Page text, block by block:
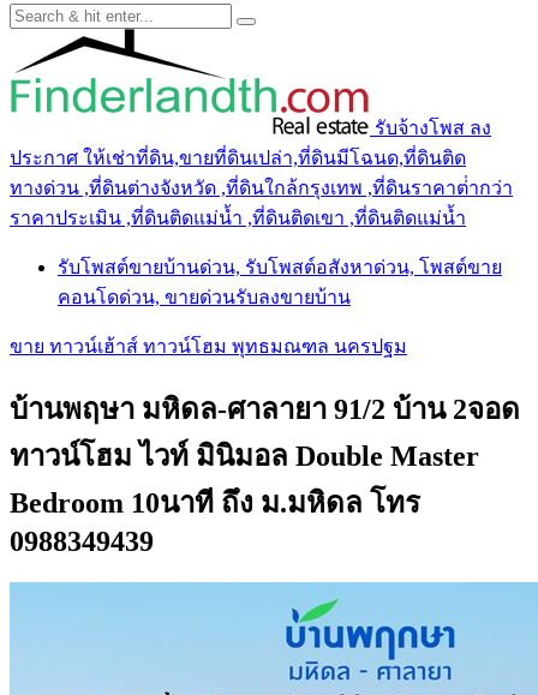
รับจ้างโพส ลง
ประกาศ ให้เช่าที่ดิน,ขายที่ดินเปล่า,ที่ดินมีโฉนด,ที่ดินติด
ทางด่วน ,ที่ดินต่างจังหวัด ,ที่ดินใกล้กรุงเทพ ,ที่ดินราคาต่ํากว่า
ราคาประเมิน ,ที่ดินติดแม่น้ำ ,ที่ดินติดเขา ,ที่ดินติดแม่น้ำ
รับโพสต์ขายบ้านด่วน, รับโพสต์อสังหาด่วน, โพสต์ขาย
คอนโดด่วน, ขายด่วนรับลงขายบ้าน
ขาย ทาวน์เฮ้าส์ ทาวน์โฮม พุทธมณฑล นครปฐม
บ้านพฤษา มหิดล-ศาลายา 91/2 บ้าน 2จอด
ทาวน์โฮม ไวท์ มินิมอล Double Master
Bedroom 10นาที ถึง ม.มหิดล โทร
0988349439